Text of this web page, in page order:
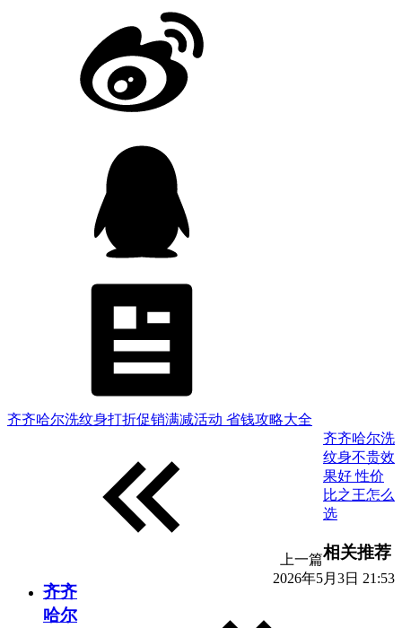
齐齐哈尔洗纹身打折促销满减活动 省钱攻略大全
上一篇
2026年5月3日 21:53
齐齐哈尔洗
纹身不贵效
果好 性价
比之王怎么
选
相关推荐
齐齐
哈尔